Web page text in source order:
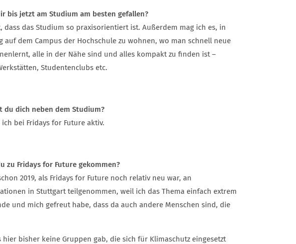
bis jetzt am Studium am besten gefallen?
dass das Studium so praxisorientiert ist. Außerdem mag ich es, in
auf dem Campus der Hochschule zu wohnen, wo man schnell neue
alle in der Nähe sind und alles kompakt zu finden ist –
Studentenclubs etc.
du dich neben dem Studium?
ich bei Fridays for Future aktiv.
zu Fridays for Future gekommen?
2019, als Fridays for Future noch relativ neu war, an
in Stuttgart teilgenommen, weil ich das Thema einfach extrem
und mich gefreut habe, dass da auch andere Menschen sind, die
bisher keine Gruppen gab, die sich für Klimaschutz eingesetzt